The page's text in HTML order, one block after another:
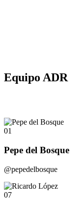
Equipo ADR
01
Pepe del Bosque
@pepedelbosque
07